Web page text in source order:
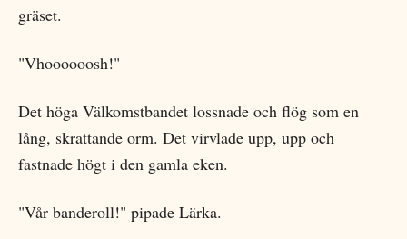
gräset.
"Vhoooooosh!"
Det höga Välkomstbandet lossnade och flög som en
lång, skrattande orm. Det virvlade upp, upp och
fastnade högt i den gamla eken.
"Vår banderoll!" pipade Lärka.